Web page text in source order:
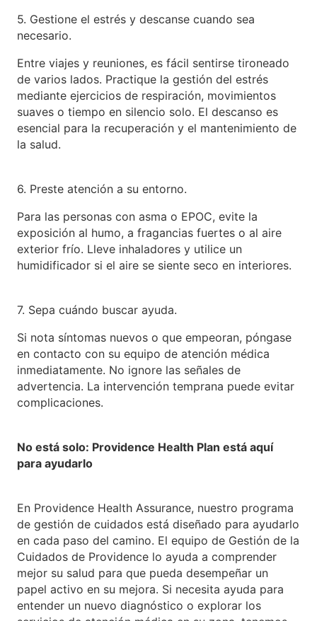
5. Gestione el estrés y descanse cuando sea
necesario.
Entre viajes y reuniones, es fácil sentirse tironeado
de varios lados. Practique la gestión del estrés
mediante ejercicios de respiración, movimientos
suaves o tiempo en silencio solo. El descanso es
esencial para la recuperación y el mantenimiento de
la salud.
6. Preste atención a su entorno.
Para las personas con asma o EPOC, evite la
exposición al humo, a fragancias fuertes o al aire
exterior frío. Lleve inhaladores y utilice un
humidificador si el aire se siente seco en interiores.
7. Sepa cuándo buscar ayuda.
Si nota síntomas nuevos o que empeoran, póngase
en contacto con su equipo de atención médica
inmediatamente. No ignore las señales de
advertencia. La intervención temprana puede evitar
complicaciones.
No está solo: Providence Health Plan está aquí
para ayudarlo
En Providence Health Assurance, nuestro programa
de gestión de cuidados está diseñado para ayudarlo
en cada paso del camino. El equipo de Gestión de la
Cuidados de Providence lo ayuda a comprender
mejor su salud para que pueda desempeñar un
papel activo en su mejora. Si necesita ayuda para
entender un nuevo diagnóstico o explorar los